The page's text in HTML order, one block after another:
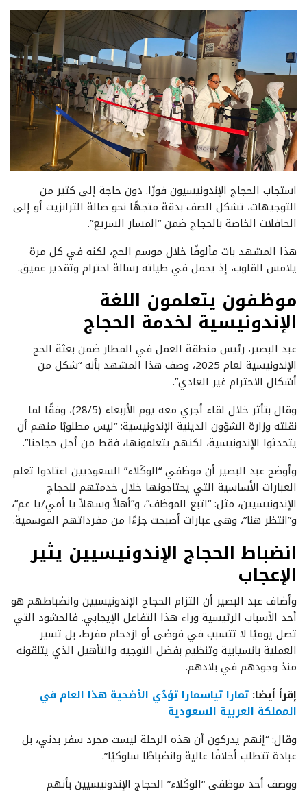
استجاب الحجاج الإندونيسيون فورًا. دون حاجة إلى كثير من
التوجيهات، تشكل الصف بدقة متجهًا نحو صالة الترانزيت أو إلى
الحافلات الخاصة بالحجاج ضمن “المسار السريع”.
هذا المشهد بات مألوفًا خلال موسم الحج، لكنه في كل مرة
يلامس القلوب، إذ يحمل في طياته رسالة احترام وتقدير عميق.
موظفون يتعلمون اللغة
الإندونيسية لخدمة الحجاج
عبد البصير، رئيس منطقة العمل في المطار ضمن بعثة الحج
الإندونيسية لعام 2025، وصف هذا المشهد بأنه “شكل من
أشكال الاحترام غير العادي”.
وقال بتأثر خلال لقاء أجري معه يوم الأربعاء (28/5)، وفقًا لما
نقلته وزارة الشؤون الدينية الإندونيسية: “ليس مطلوبًا منهم أن
يتحدثوا الإندونيسية، لكنهم يتعلمونها، فقط من أجل حجاجنا”.
وأوضح عبد البصير أن موظفي “الوكَلاء” السعوديين اعتادوا تعلم
العبارات الأساسية التي يحتاجونها خلال خدمتهم للحجاج
الإندونيسيين، مثل: “اتبع الموظف”، و”أهلاً وسهلاً يا أمي/يا عم”،
و”انتظر هنا”، وهي عبارات أصبحت جزءًا من مفرداتهم الموسمية.
انضباط الحجاج الإندونيسيين يثير
الإعجاب
وأضاف عبد البصير أن التزام الحجاج الإندونيسيين وانضباطهم هو
أحد الأسباب الرئيسية وراء هذا التفاعل الإيجابي. فالحشود التي
تصل يوميًا لا تتسبب في فوضى أو ازدحام مفرط، بل تسير
العملية بانسيابية وتنظيم بفضل التوجيه والتأهيل الذي يتلقونه
منذ وجودهم في بلادهم.
إقرأ أيضا: تمارا تياسمارا تؤدّي الأضحية هذا العام في
المملكة العربية السعودية
وقال: “إنهم يدركون أن هذه الرحلة ليست مجرد سفر بدني، بل
عبادة تتطلب أخلاقًا عالية وانضباطًا سلوكيًا”.
ووصف أحد موظفي “الوكَلاء” الحجاج الإندونيسيين بأنهم